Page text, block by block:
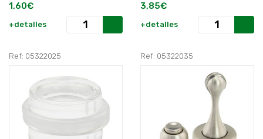
1,60€
+detalles
3,85€
+detalles
Ref: 05322025 Ref: 05322035